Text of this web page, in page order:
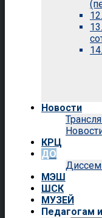
Новости
КРЦ
ДО
МЭШ
ШСК
МУЗЕЙ
Педагогам